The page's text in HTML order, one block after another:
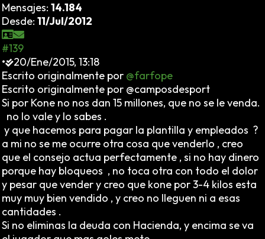
Mensajes: 14.184
Desde: 11/Jul/2012
#139
•
20/Ene/2015, 13:18
Escrito originalmente por @farfope
Escrito originalmente por @camposdesport
Si por Kone no nos dan 15 millones, que no se le venda.
no lo vale y lo sabes .
y que hacemos para pagar la plantilla y empleados ?
a mi no se me ocurre otra cosa que venderlo , creo
que el consejo actua perfectamente , si no hay dinero
porque hay bloqueos , no toca otra con todo el dolor
y pesar que vender y creo que kone por 3-4 kilos esta
muy muy bien vendido , y creo no lleguen ni a esas
cantidades .
Si no eliminas la deuda con Hacienda, y encima se va